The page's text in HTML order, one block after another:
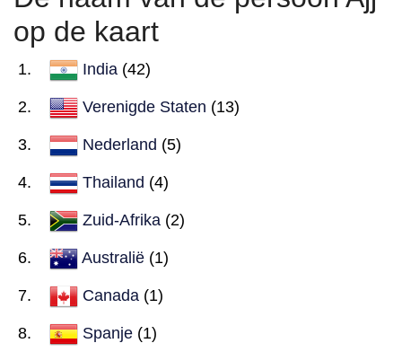
op de kaart
India (42)
Verenigde Staten (13)
Nederland (5)
Thailand (4)
Zuid-Afrika (2)
Australië (1)
Canada (1)
Spanje (1)